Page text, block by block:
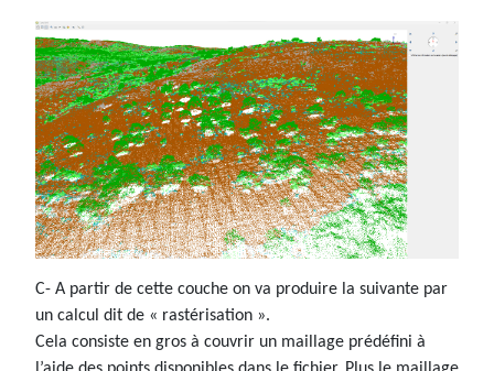
C- A partir de cette couche on va produire la suivante par
un calcul dit de « rastérisation ».
Cela consiste en gros à couvrir un maillage prédéfini à